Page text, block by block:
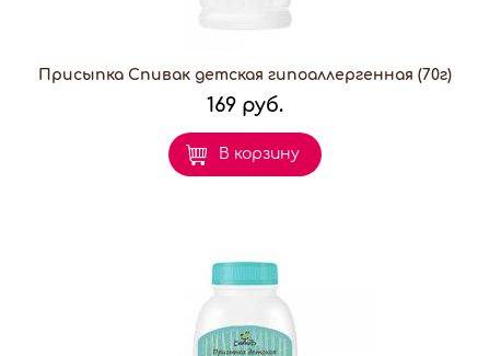
Присыпка Спивак детская гипоаллергенная (70г)
169 руб.
В корзину